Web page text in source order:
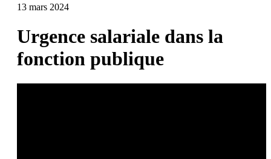
13 mars 2024
Urgence salariale dans la
fonction publique